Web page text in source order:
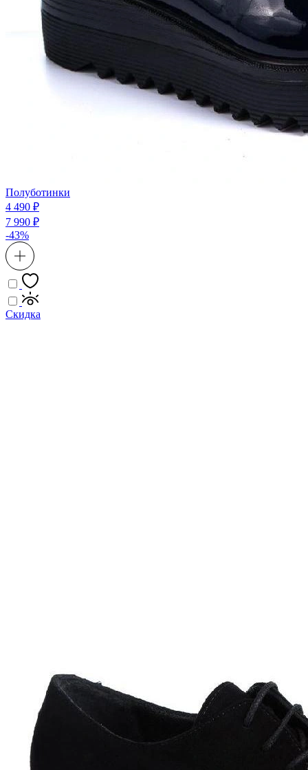
Полуботинки
4 490 ₽
7 990 ₽
-43%
Скидка